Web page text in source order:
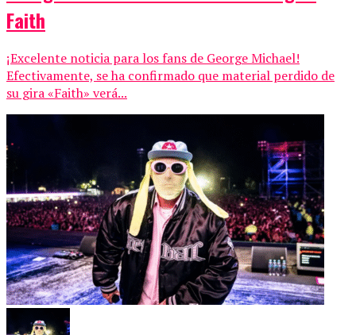
Faith
¡Excelente noticia para los fans de George Michael!
Efectivamente, se ha confirmado que material perdido de
su gira «Faith» verá...